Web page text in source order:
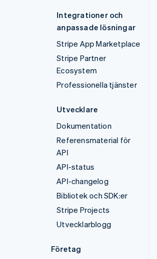
Integrationer och
anpassade lösningar
Stripe App Marketplace
Stripe Partner
Ecosystem
Professionella tjänster
Utvecklare
Dokumentation
Referensmaterial för
API
API-status
API-changelog
Bibliotek och SDK:er
Stripe Projects
Utvecklarblogg
Företag